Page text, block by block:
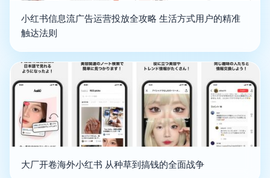
小红书信息流广告运营投放全攻略 生活方式用户的精准
触达法则
大厂开卷海外小红书 从种草到搞钱的全面战争